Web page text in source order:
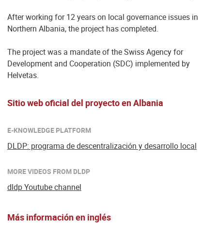
After working for 12 years on local governance issues in
Northern Albania, the project has completed.
The project was a mandate of the Swiss Agency for
Development and Cooperation (SDC) implemented by
Helvetas.
Sitio web oficial del proyecto en Albania
E-KNOWLEDGE PLATFORM
DLDP: programa de descentralización y desarrollo local
MORE VIDEOS FROM DLDP
dldp Youtube channel
Más información en inglés